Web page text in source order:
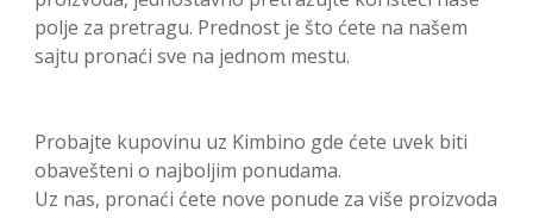
polje za pretragu. Prednost je što ćete na našem
sajtu pronaći sve na jednom mestu.
Probajte kupovinu uz Kimbino gde ćete uvek biti
obavešteni o najboljim ponudama.
Uz nas, pronaći ćete nove ponude za više proizvoda